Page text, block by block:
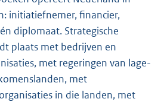
initiatiefnemer, financier,
diplomaat. Strategische
plaats met bedrijven en
met regeringen van lage-
met
in die landen, met